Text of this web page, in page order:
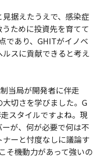
据えたうえで、感染症
ために投資先を育てて
であり、GHITがイノベ
スに貢献できると考え
当局が開発者に伴走
切さを学びました。G
スタイルですよね。現
が、何が必要で何は不
ーと忖度なしに議論す
そ機動力があって強いの